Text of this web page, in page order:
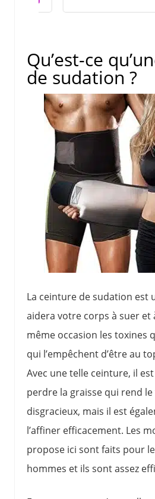
Qu’est-ce
de sudation ?
La ceinture de sudation est
aidera votre corps à suer et
même occasion les toxines
qui l’empêchent d’être au
Avec une telle ceinture, il
perdre la graisse qui rend
disgracieux, mais il est
l’affiner efficacement. Les
propose ici sont faits pour
hommes et ils sont assez